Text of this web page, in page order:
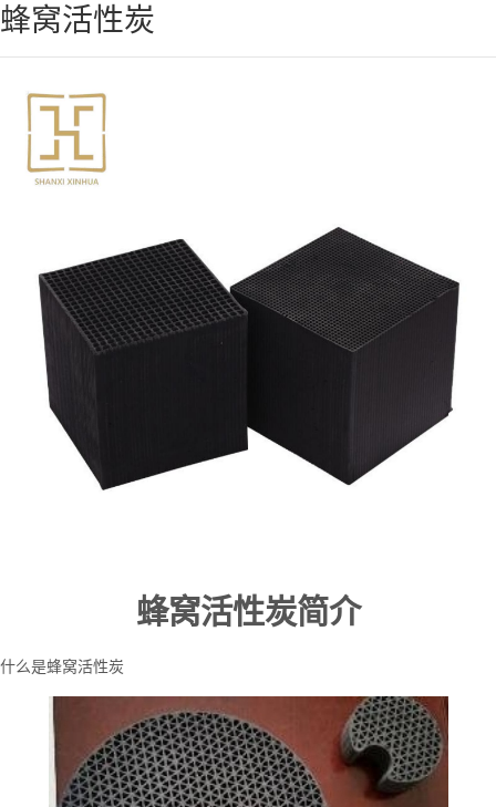
蜂窝活性炭
蜂窝活性炭简介
什么是蜂窝活性炭